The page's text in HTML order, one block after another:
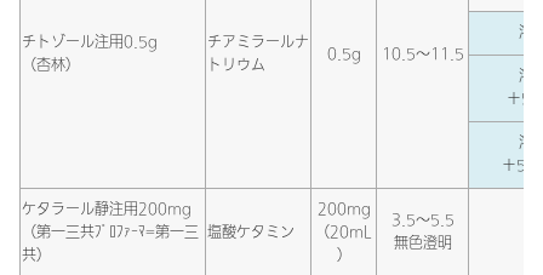
チトゾール注用0.5g
（杏林）
チアミラールナ
トリウム
0.5g 10.5～11.5
溶
溶
＋5
溶
＋5
ケタラール静注用200mg
（第一三共ﾌﾟﾛﾌｧｰﾏ=第一三
共）
塩酸ケタミン
200mg
（20mL
）
3.5～5.5
無色澄明